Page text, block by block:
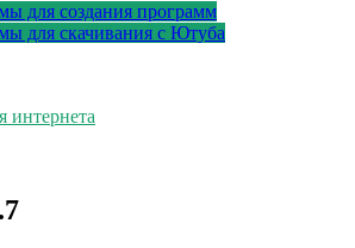
для создания программ
для скачивания с Ютуба
интернета